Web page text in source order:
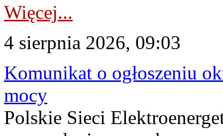
Więcej...
4 sierpnia 2026, 09:03
Komunikat o ogłoszeniu
mocy
Polskie Sieci